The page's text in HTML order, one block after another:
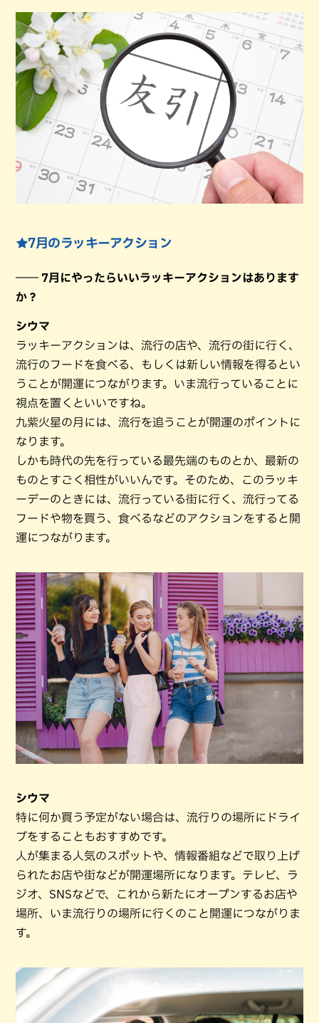
★7月のラッキーアクション
―― 7月にやったらいいラッキーアクションはあります
か？
シウマ
ラッキーアクションは、流行の店や、流行の街に行く、
流行のフードを食べる、もしくは新しい情報を得るとい
うことが開運につながります。いま流行っていることに
視点を置くといいですね。
九紫火星の月には、流行を追うことが開運のポイントに
なります。
しかも時代の先を行っている最先端のものとか、最新の
ものとすごく相性がいいんです。そのため、このラッキ
ーデーのときには、流行っている街に行く、流行ってる
フードや物を買う、食べるなどのアクションをすると開
運につながります。
シウマ
特に何か買う予定がない場合は、流行りの場所にドライ
ブをすることもおすすめです。
人が集まる人気のスポットや、情報番組などで取り上げ
られたお店や街などが開運場所になります。テレビ、ラ
ジオ、SNSなどで、これから新たにオープンするお店や
場所、いま流行りの場所に行くのこと開運につながりま
す。